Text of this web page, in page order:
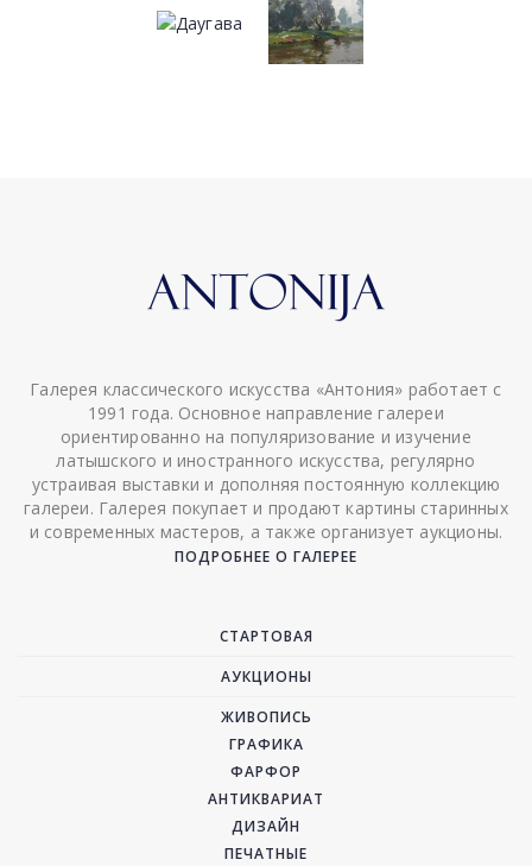
Галерея классического искусства «Антония» работает с
1991 года. Основное направление галереи
ориентированно на популяризование и изучение
латышского и иностранного искусства, регулярно
устраивая выставки и дополняя постоянную коллекцию
галереи. Галерея покупает и продают картины старинных
и современных мастеров, а также организует аукционы.
ПОДРОБНЕЕ О ГАЛЕРЕЕ
СТАРТОВАЯ
АУКЦИОНЫ
ЖИВОПИСЬ
ГРАФИКА
ФАРФОР
АНТИКВАРИАТ
ДИЗАЙН
ПЕЧАТНЫЕ